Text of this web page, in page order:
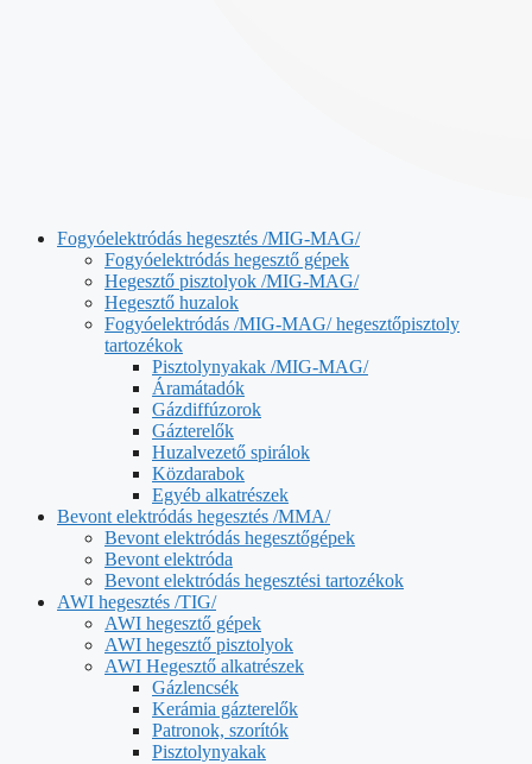
Fogyóelektródás hegesztés /MIG-MAG/
Fogyóelektródás hegesztő gépek
Hegesztő pisztolyok /MIG-MAG/
Hegesztő huzalok
Fogyóelektródás /MIG-MAG/ hegesztőpisztoly
tartozékok
Pisztolynyakak /MIG-MAG/
Áramátadók
Gázdiffúzorok
Gázterelők
Huzalvezető spirálok
Közdarabok
Egyéb alkatrészek
Bevont elektródás hegesztés /MMA/
Bevont elektródás hegesztőgépek
Bevont elektróda
Bevont elektródás hegesztési tartozékok
AWI hegesztés /TIG/
AWI hegesztő gépek
AWI hegesztő pisztolyok
AWI Hegesztő alkatrészek
Gázlencsék
Kerámia gázterelők
Patronok, szorítók
Pisztolynyakak